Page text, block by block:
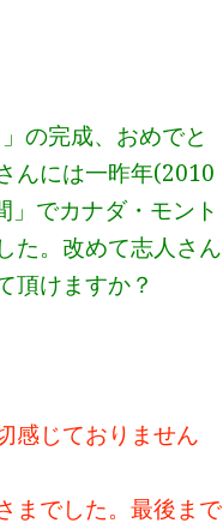
の完成、おめでと
んには一昨年(2010
でカナダ・モント
た。改めて志人さん
頂けますか？
感じておりません
までした。最後まで